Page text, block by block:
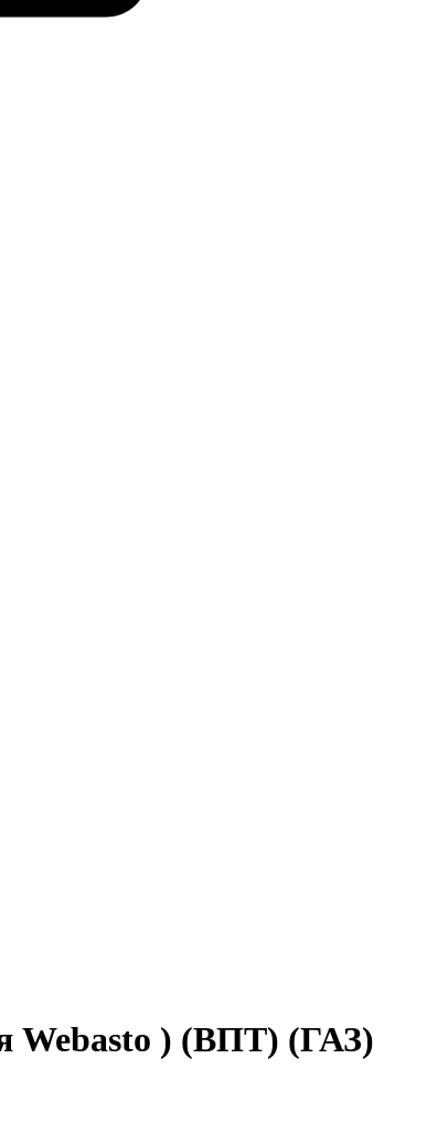
Webasto ) (ВПТ) (ГАЗ)